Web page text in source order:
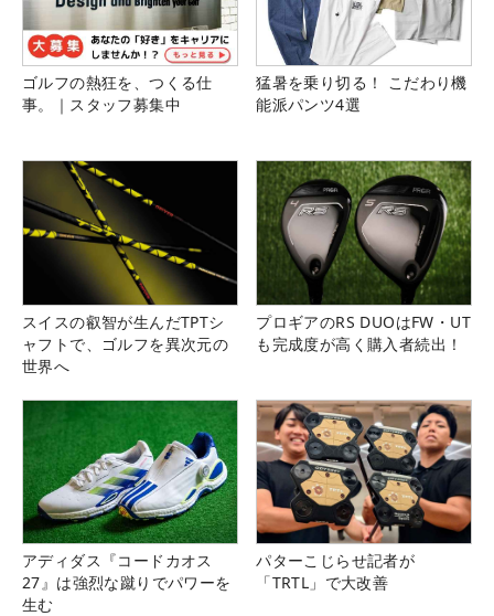
ゴルフの熱狂を、つくる仕
事。｜スタッフ募集中
猛暑を乗り切る！ こだわり機
能派パンツ4選
スイスの叡智が生んだTPTシ
ャフトで、ゴルフを異次元の
世界へ
プロギアのRS DUOはFW・UT
も完成度が高く購入者続出！
アディダス『コードカオス
27』は強烈な蹴りでパワーを
生む
パターこじらせ記者が
「TRTL」で大改善